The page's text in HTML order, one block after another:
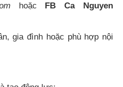
hoặc FB Ca Nguyen
gia đình hoặc phù hợp nội